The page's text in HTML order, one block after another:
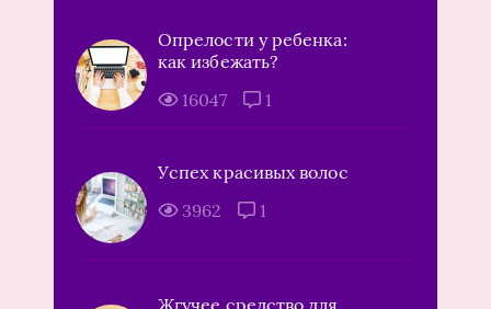
Опрелости у ребенка:
как избежать?
16047
1
Успех красивых волос
3962
1
Жгучее средство для